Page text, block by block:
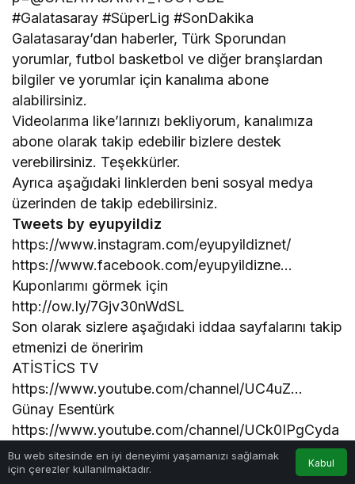
#Galatasaray #SüperLig #SonDakika
Galatasaray’dan haberler, Türk Sporundan
yorumlar, futbol basketbol ve diğer branşlardan
bilgiler ve yorumlar için kanalıma abone
alabilirsiniz.
Videolarıma like’larınızı bekliyorum, kanalımıza
abone olarak takip edebilir bizlere destek
verebilirsiniz. Teşekkürler.
Ayrıca aşağıdaki linklerden beni sosyal medya
üzerinden de takip edebilirsiniz.
Tweets by eyupyildiz
https://www.instagram.com/eyupyildiznet/
https://www.facebook.com/eyupyildizne…
Kuponlarımı görmek için
http://ow.ly/7Gjv30nWdSL
Son olarak sizlere aşağıdaki iddaa sayfalarını takip
etmenizi de öneririm
ATİSTİCS TV
https://www.youtube.com/channel/UC4uZ…
Günay Esentürk
https://www.youtube.com/channel/UCk0IPgCyda
LVjx_w1eKj4mw
WE ARE THE BEST YOUTUBE KANALI
Bu web sitesinde en iyi deneyimi yaşamanızı sağlamak
için çerezler kullanılmaktadır.
Kabul
Anasayfa Akış Bildirimler
0